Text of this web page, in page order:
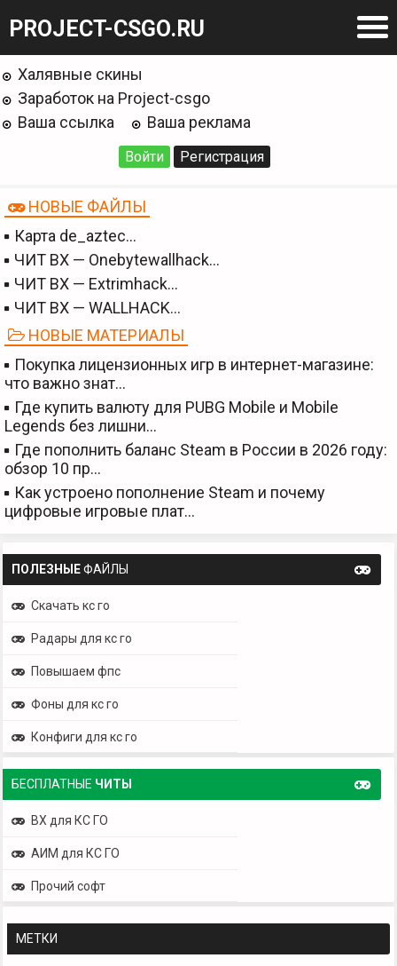
PROJECT-CSGO.RU
Халявные скины
Заработок на Project-csgo
Ваша ссылка
Ваша реклама
Войти Регистрация
НОВЫЕ ФАЙЛЫ
Карта de_aztec…
ЧИТ BX — Onebytewallhack…
ЧИТ BX — Extrimhack…
ЧИТ BX — WALLHACK…
НОВЫЕ МАТЕРИАЛЫ
Покупка лицензионных игр в интернет-магазине:
что важно знат…
Где купить валюту для PUBG Mobile и Mobile
Legends без лишни…
Где пополнить баланс Steam в России в 2026 году:
обзор 10 пр…
Как устроено пополнение Steam и почему
цифровые игровые плат…
ПОЛЕЗНЫЕФАЙЛЫ
Скачать кс го
Радары для кс го
Повышаем фпс
Фоны для кс го
Конфиги для кс го
БЕСПЛАТНЫЕ ЧИТЫ
ВХ для КС ГО
АИМ для КС ГО
Прочий софт
МЕТКИ